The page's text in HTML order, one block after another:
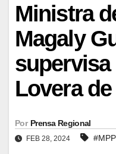
Ministra
Magaly
supervisa
Lovera
Por Prensa Regional
FEB 28, 2024